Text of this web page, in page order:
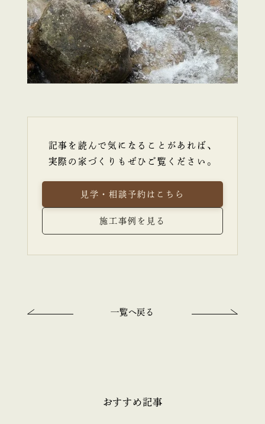
記事を読んで気になることがあれば、
実際の家づくりもぜひご覧ください。
見学・相談予約はこちら
施工事例を見る
一覧へ戻る
おすすめ記事